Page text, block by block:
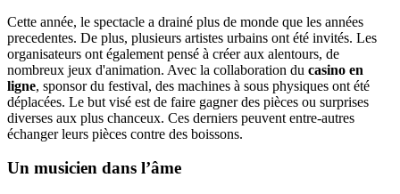
Cette année, le spectacle a drainé plus de monde que les années
precedentes. De plus, plusieurs artistes urbains ont été invités. Les
organisateurs ont également pensé à créer aux alentours, de
nombreux jeux d'animation. Avec la collaboration du casino en
ligne, sponsor du festival, des machines à sous physiques ont été
déplacées. Le but visé est de faire gagner des pièces ou surprises
diverses aux plus chanceux. Ces derniers peuvent entre-autres
échanger leurs pièces contre des boissons.
Un musicien dans l’âme